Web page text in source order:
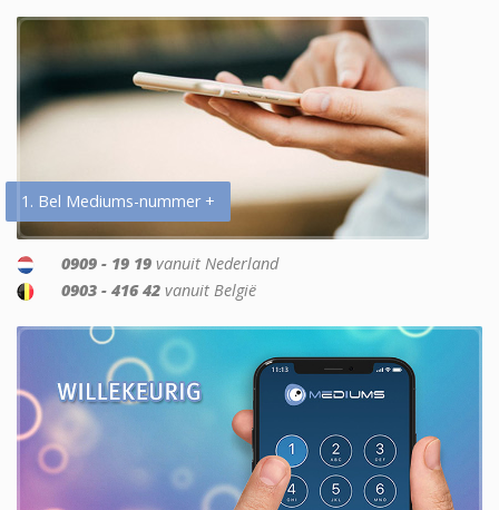
1. Bel Mediums-nummer +
0909 - 19 19 vanuit Nederland
0903 - 416 42 vanuit België